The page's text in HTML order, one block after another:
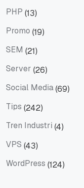
PHP (13)
Promo (19)
SEM (21)
Server (26)
Social Media(69)
Tips (242)
Tren Industri (4)
VPS (43)
WordPress (124)